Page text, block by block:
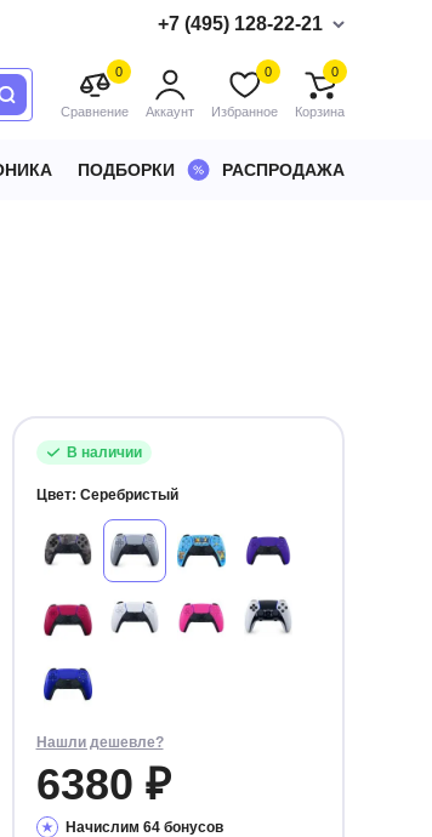
+7 (495) 128-22-21
0
Сравнение Аккаунт
0
Избранное
0
Корзина
ПОДБОРКИ РАСПРОДАЖА
В наличии
Цвет: Серебристый
Нашли дешевле?
6380 ₽
Начислим 64 бонусов